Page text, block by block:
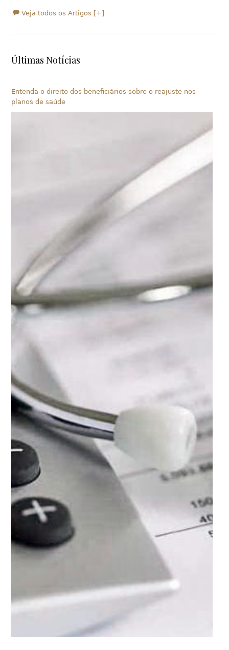
Veja todos os Artigos [+]
Últimas Notícias
Entenda o direito dos beneficiários sobre o reajuste nos
planos de saúde